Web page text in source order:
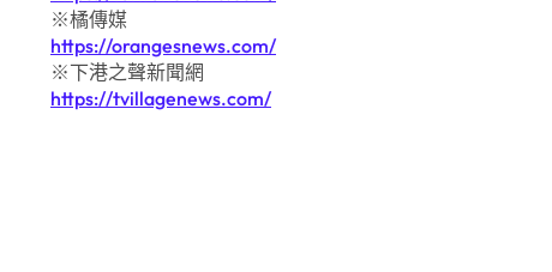
※橘傳媒
https://orangesnews.com/
※下港之聲新聞網
https://tvillagenews.com/